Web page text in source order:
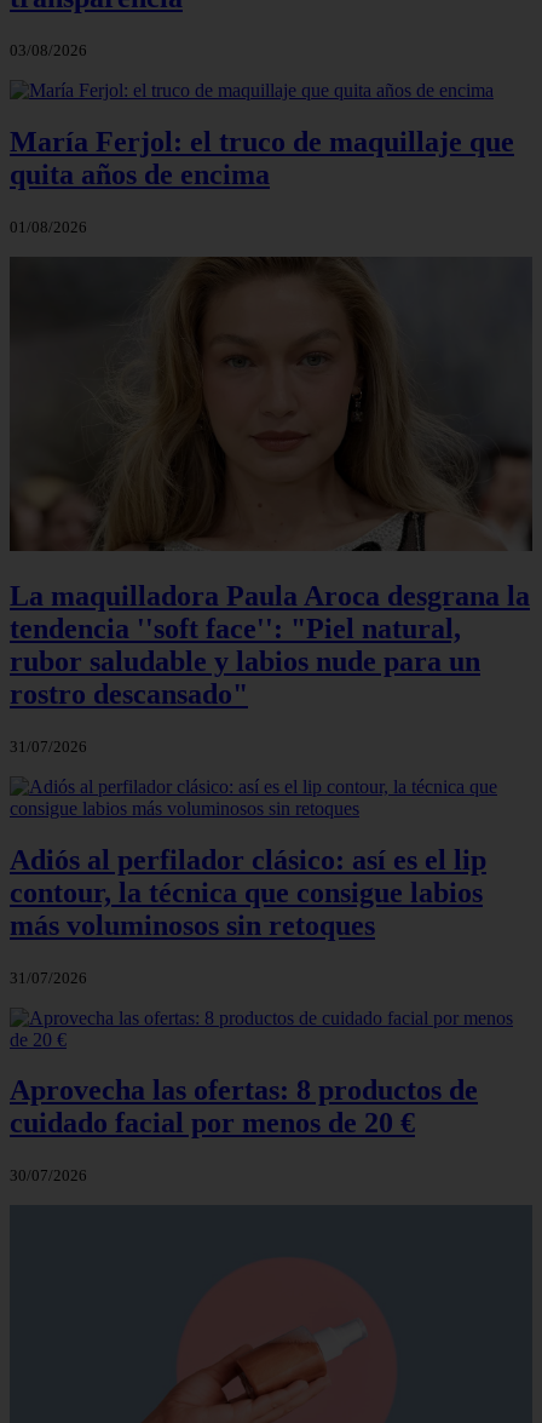
03/08/2026
María Ferjol: el truco de maquillaje que
quita años de encima
01/08/2026
La maquilladora Paula Aroca desgrana la
tendencia ''soft face'': "Piel natural,
rubor saludable y labios nude para un
rostro descansado"
31/07/2026
Adiós al perfilador clásico: así es el lip
contour, la técnica que consigue labios
más voluminosos sin retoques
31/07/2026
Aprovecha las ofertas: 8 productos de
cuidado facial por menos de 20 €
30/07/2026